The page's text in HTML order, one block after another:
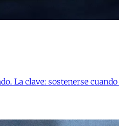
La clave: sostenerse